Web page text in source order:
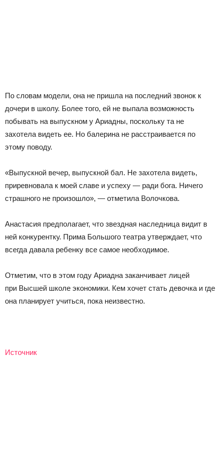
По словам модели, она не пришла на последний звонок к
дочери в школу. Более того, ей не выпала возможность
побывать на выпускном у Ариадны, поскольку та не
захотела видеть ее. Но балерина не расстраивается по
этому поводу.
«Выпускной вечер, выпускной бал. Не захотела видеть,
приревновала к моей славе и успеху — ради бога. Ничего
страшного не произошло», — отметила Волочкова.
Анастасия предполагает, что звездная наследница видит в
ней конкурентку. Прима Большого театра утверждает, что
всегда давала ребенку все самое необходимое.
Отметим, что в этом году Ариадна заканчивает лицей
при Высшей школе экономики. Кем хочет стать девочка и где
она планирует учиться, пока неизвестно.
Источник